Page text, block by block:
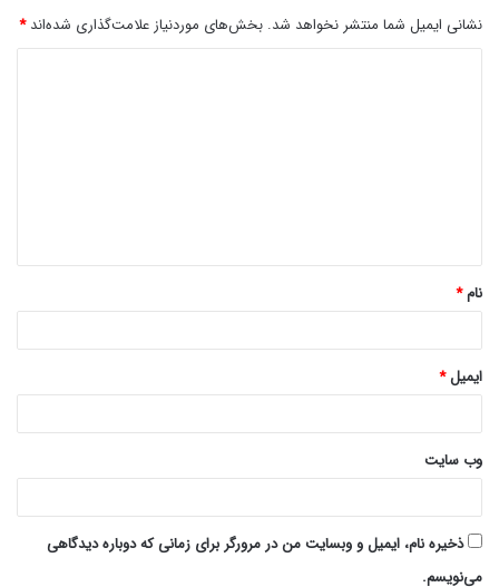
نشانی ایمیل شما منتشر نخواهد شد. بخش‌های موردنیاز علامت‌گذاری شده‌اند*
*
نام*
ایمیل*
وب‌ سایت
ذخیره نام، ایمیل و وبسایت من در مرورگر برای زمانی که دوباره دیدگاهی
می‌نویسم.